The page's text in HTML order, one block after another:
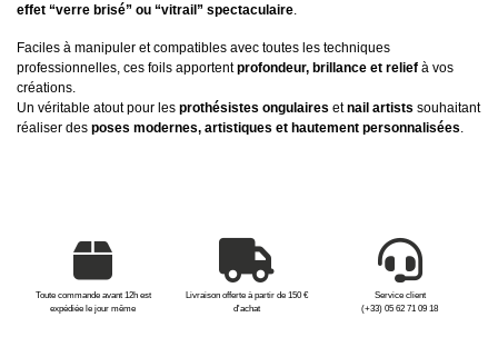
effet “verre brisé” ou “vitrail” spectaculaire.
Faciles à manipuler et compatibles avec toutes les techniques
professionnelles, ces foils apportentprofondeur, brillance et relief à vos
créations.
Un véritable atout pour les prothésistes ongulaires etnail artists souhaitant
réaliser des poses modernes, artistiques et hautement personnalisées.
Toute commande avant 12h est
expédiée le jour même
Livraison offerte à partir de 150 €
d'achat
Service client
(+33) 05 62 71 09 18